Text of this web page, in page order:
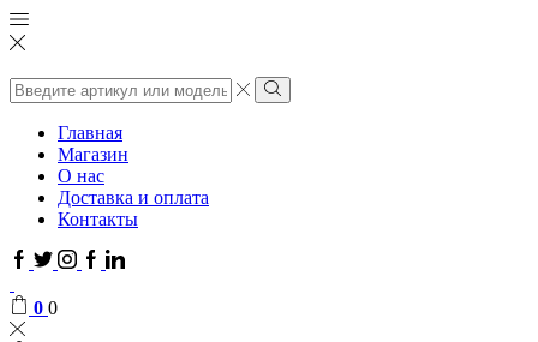
Поиск
ввода
Поиск
Главная
Магазин
О нас
Доставка и оплата
Контакты
Facebook
TwitterInstagram
GoogleLinkedin
0 0